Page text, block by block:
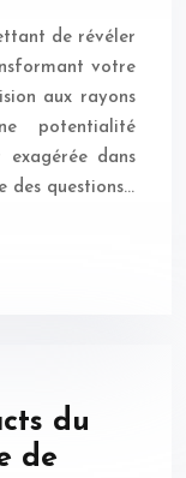
de révéler
votre
aux rayons
potentialité
exagérée dans
des questions…
du
de